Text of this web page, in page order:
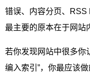
错误、内容分页、RSS
最主要的原本在于网站
若你发现网站中很多你
编入索引”，你最应该